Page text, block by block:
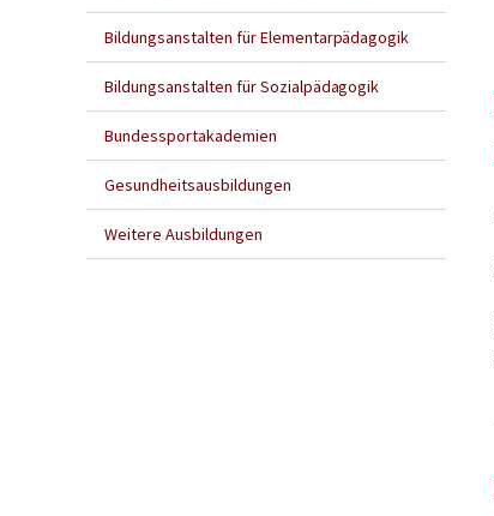
Bildungsanstalten für Elementarpädagogik
Bildungsanstalten für Sozialpädagogik
Bundessportakademien
Gesundheitsausbildungen
Weitere Ausbildungen